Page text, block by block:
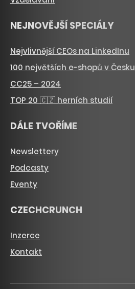
NEJNOVĚJŠÍ SPECIÁLY
Nejvlivnější CEOs na LinkedInu
100 největších e-shopů v Česku
CC25 – 2024
TOP 20 🇨🇿 herních studií
DÁLE TVOŘÍME
Newslettery
Podcasty
Eventy
CZECHCRUNCH
Inzerce
Kontakt